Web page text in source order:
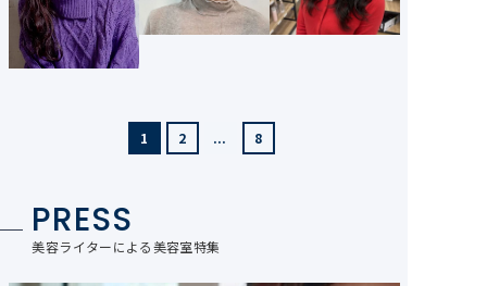
1 2 ... 8
PRESS
美容ライターによる美容室特集